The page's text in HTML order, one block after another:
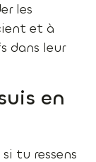
les
et à
dans leur
en
tu ressens